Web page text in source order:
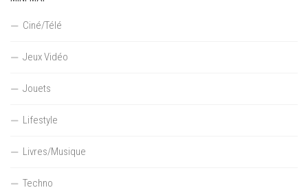
Ciné/Télé
Jeux Vidéo
Jouets
Lifestyle
Livres/Musique
Techno